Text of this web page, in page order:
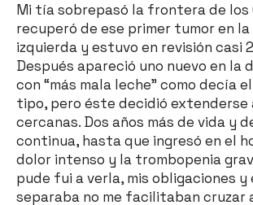
Mi tía sobrepasó la frontera de los
recuperó de ese primer tumor en la
izquierda y estuvo en revisión casi
Después apareció uno nuevo en la
con “más mala leche” como decía
tipo, pero éste decidió
cercanas. Dos años más de vida y
continua, hasta que ingresó en el
dolor intenso y la trombopenia
pude fui a verla, mis obligaciones y
separaba no me facilitaban cruzar